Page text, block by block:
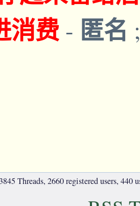
消费 - 匿名
Threads, 2660 registered users, 440